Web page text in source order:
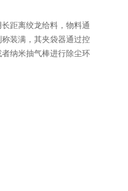
距离绞龙给料，物料通
装满，其夹袋器通过控
纳米抽气棒进行除尘环